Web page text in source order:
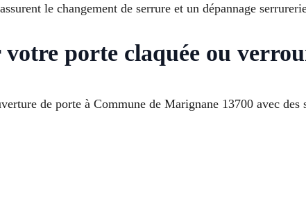
le changement de serrure et un dépannage
porte claquée ou
de porte à Commune de Marignane 13700 avec des